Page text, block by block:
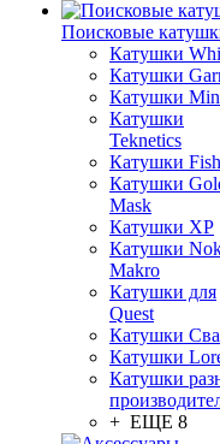
Поисковые
Катушки
Катушки
Катушки
Катушки
Teknetics
Катушки
Катушки
Mask
Катушки XP
Катушки
Makro
Катушки для
Quest
Катушки
Катушки
Катушки
+ ЕЩЕ 8